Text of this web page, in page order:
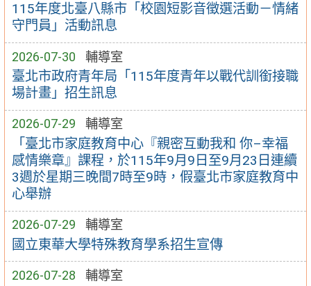
115年度北臺八縣市「校園短影音徵選活動－情緒
守門員」活動訊息
2026-07-30 輔導室
臺北市政府青年局「115年度青年以戰代訓銜接職
場計畫」招生訊息
2026-07-29 輔導室
「臺北市家庭教育中心『親密互動我和 你–幸福
感情樂章』課程，於115年9月9日至9月23日連續
3週於星期三晚間7時至9時，假臺北市家庭教育中
心舉辦
2026-07-29 輔導室
國立東華大學特殊教育學系招生宣傳
2026-07-28 輔導室